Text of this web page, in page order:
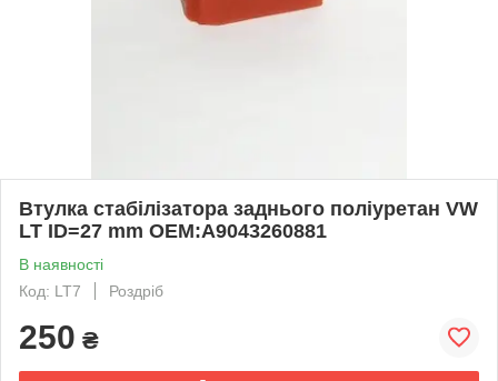
Втулка стабілізатора заднього поліуретан VW
LT ID=27 mm OEM:А9043260881
В наявності
Код: LT7
Роздріб
250 ₴